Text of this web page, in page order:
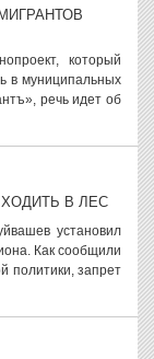
который
в муниципальных
речь идет об
В ЛЕС
установил
Как сообщили
политики, запрет